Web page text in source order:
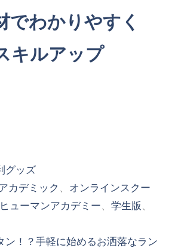
でわかりやすく
キルアップ
グッズ
カデミック 、 オンラインスクー
ヒューマンアカデミー、 学生版、
ン！？手軽に始めるお洒落なラン